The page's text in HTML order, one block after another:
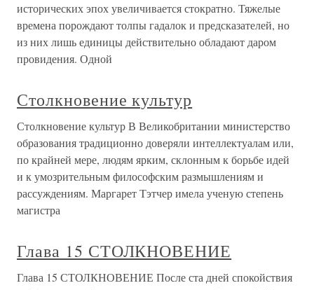
исторических эпох увеличивается стократно. Тяжелые
времена порождают толпы гадалок и предсказателей, но
из них лишь единицы действительно обладают даром
провидения. Одной
Столкновение культур
Столкновение культур В Великобритании министерство
образования традиционно доверяли интеллектуалам или,
по крайней мере, людям ярким, склонным к борьбе идей
и к умозрительным философским размышлениям и
рассуждениям. Маргарет Тэтчер имела ученую степень
магистра
Глава 15 СТОЛКНОВЕНИЕ
Глава 15 СТОЛКНОВЕНИЕ После ста дней спокойствия